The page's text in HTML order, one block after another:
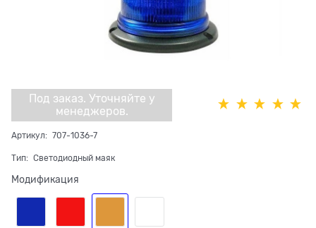
Под заказ. Уточняйте у
менеджеров.
Артикул: 707-1036-7
Тип: Светодиодный маяк
Модификация